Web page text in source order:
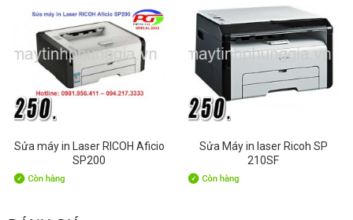
Sửa máy in Laser RICOH Aficio
SP200
Sửa Máy in laser Ricoh SP
210SF